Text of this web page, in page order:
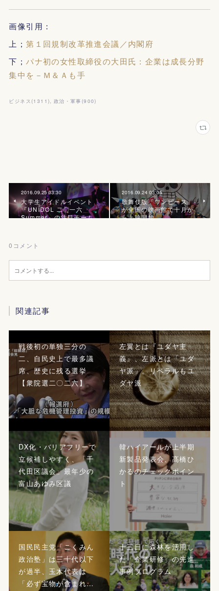
画像引用：
上；第１回規制改革推進会議／内閣府
下；パナ初の女性取締役の大田氏：企業は成長分野
集中を－Ｍ＆Ａも手
ビジネス (1311 ) 政治・軍事 (900)
2016.09.25 03:30
大学生アイドルイベント
『UNIDOL 二〇一六
Summer』の注目チーム
2016.09.24 03:05
歌舞伎版「ワンピース」
が全国の映画館で十月か
ら上映開始
0 コメント
関連記事
戦後初の単独三分の
二、自民史上で最多議
席、歴史に残る選挙
【衆院選二〇二六】
左翼とは『ユダヤ主
義』、左派とは「ユダ
ヤ派」。リベラルもユ
ダヤ派
DX化・バリアフリーで
立候補しやすく、「千
代田区議会」最年少の
富山あゆみ区議
韓ハイアールが上半期
新製品発表会、髙橋ひ
かるのチェックポイン
ト
国民民主党「こくみん
政治塾」は三十代以下
が過半、玉木代表は
「必ず宝物が含まれ…
十三日に森林を活用し
た「企業研修」の先進
事例プログラム